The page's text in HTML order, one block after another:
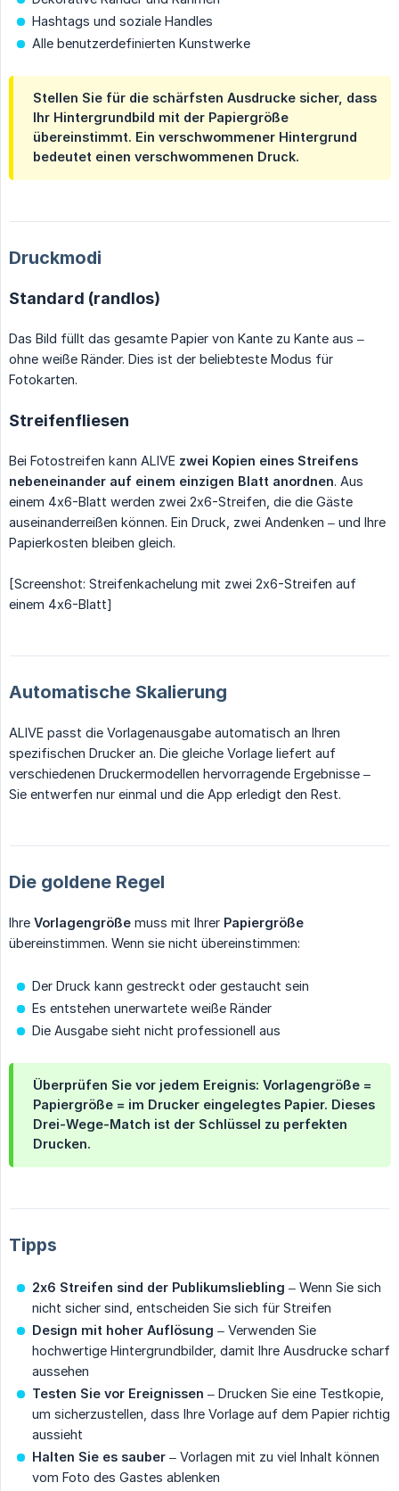
Hashtags und soziale Handles
Alle benutzerdefinierten Kunstwerke
Stellen Sie für die schärfsten Ausdrucke sicher, dass
Ihr Hintergrundbild mit der Papiergröße
übereinstimmt. Ein verschwommener Hintergrund
bedeutet einen verschwommenen Druck.
Druckmodi
Standard (randlos)
Das Bild füllt das gesamte Papier von Kante zu Kante aus –
ohne weiße Ränder. Dies ist der beliebteste Modus für
Fotokarten.
Streifenfliesen
Bei Fotostreifen kann ALIVE zwei Kopien eines Streifens
nebeneinander auf einem einzigen Blatt anordnen. Aus
einem 4x6-Blatt werden zwei 2x6-Streifen, die die Gäste
auseinanderreißen können. Ein Druck, zwei Andenken – und Ihre
Papierkosten bleiben gleich.
[Screenshot: Streifenkachelung mit zwei 2x6-Streifen auf
einem 4x6-Blatt]
Automatische Skalierung
ALIVE passt die Vorlagenausgabe automatisch an Ihren
spezifischen Drucker an. Die gleiche Vorlage liefert auf
verschiedenen Druckermodellen hervorragende Ergebnisse –
Sie entwerfen nur einmal und die App erledigt den Rest.
Die goldene Regel
Ihre Vorlagengröße muss mit Ihrer Papiergröße
übereinstimmen. Wenn sie nicht übereinstimmen:
Der Druck kann gestreckt oder gestaucht sein
Es entstehen unerwartete weiße Ränder
Die Ausgabe sieht nicht professionell aus
Überprüfen Sie vor jedem Ereignis: Vorlagengröße =
Papiergröße = im Drucker eingelegtes Papier. Dieses
Drei-Wege-Match ist der Schlüssel zu perfekten
Drucken.
Tipps
2x6 Streifen sind der Publikumsliebling – Wenn Sie sich
nicht sicher sind, entscheiden Sie sich für Streifen
Design mit hoher Auflösung – Verwenden Sie
hochwertige Hintergrundbilder, damit Ihre Ausdrucke scharf
aussehen
Testen Sie vor Ereignissen – Drucken Sie eine Testkopie,
um sicherzustellen, dass Ihre Vorlage auf dem Papier richtig
aussieht
Halten Sie es sauber – Vorlagen mit zu viel Inhalt können
vom Foto des Gastes ablenken